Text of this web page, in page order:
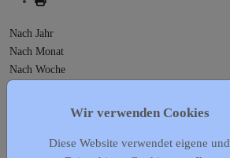
Nach Jahr
Nach Monat
Nach Woche
Gehe zu Monat
Gehe zu Monat
Wir verwenden Cookies
Diese Website verwendet eigene und